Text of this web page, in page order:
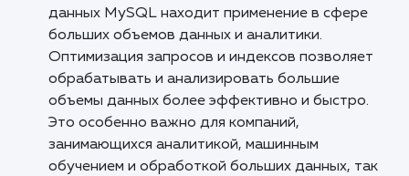
улучшение скорости выполнения запросов и
снижение нагрузки на базу данных. Это
позволяет улучшить производительность
приложений, ускорить загрузку страниц и
повысить общую отзывчивость системы.
E-commerce и интернет-магазины: